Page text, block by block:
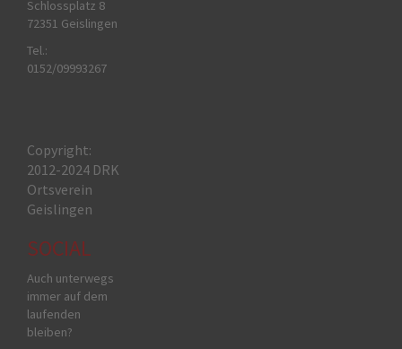
Schlossplatz 8
72351 Geislingen
Tel.:
0152/09993267
Copyright:
2012-2024 DRK
Ortsverein
Geislingen
SOCIAL
Auch unterwegs
immer auf dem
laufenden
bleiben?